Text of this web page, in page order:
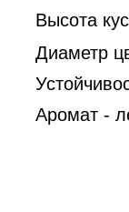
Высота
Диаметр
Аромат -